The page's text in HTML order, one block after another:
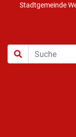
Stadtgemeinde